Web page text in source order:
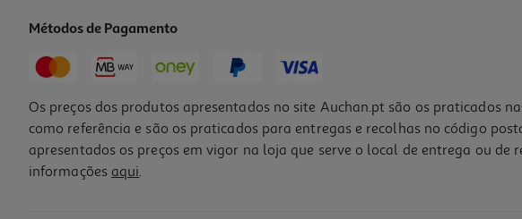
Métodos de Pagamento
Os preços dos produtos apresentados no site Auchan.pt são os praticados
como referência e são os praticados para entregas e recolhas no código
apresentados os preços em vigor na loja que serve o local de entrega ou
informações aqui.